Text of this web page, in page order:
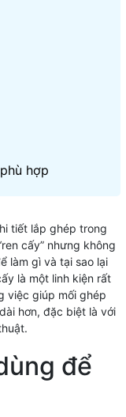
hợp
tiết lắp ghép trong
cấy” nhưng không
làm gì và tại sao lại
là một linh kiện rất
việc giúp mối ghép
hơn, đặc biệt là với
để